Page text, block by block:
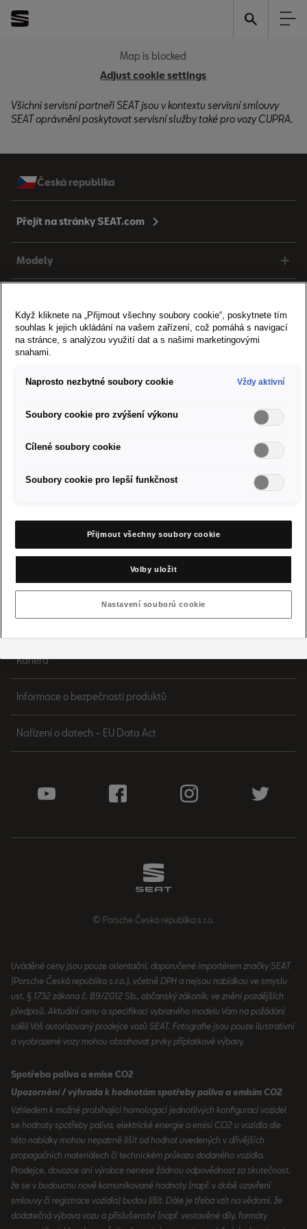
Map is blocked
Adjust cookie settings
Všichni servisní partneři SEAT jsou v kontextu servisní smlouvy
SEAT oprávněni poskytovat servisní služby také pro vozy CUPRA.
Česká republika
Přejít na stránky SEAT.com
Modely
O značce SEAT
Nastavení cookies
Pravidla a soukromí cookies
SEAT Mediacenter
Kariéra
Informace o bezpečnosti produktů
Nařízení o datech – EU Data Act
© Porsche Česká republika s.r.o.
Uváděné ceny jsou pouze orientační, doporučené importérem značky SEAT
(Porsche Česká republika s.r.o.), včetně DPH a nejsou nabídkou ve smyslu
ust. § 1732 zákona č. 89/2012 Sb., občanský zákoník, ve znění pozdějších
předpisů. Aktuální cenu a specifikaci vybraného modelu Vám na požádání
sdělí Váš autorizovaný prodejce vozů SEAT. Fotografie jsou pouze ilustrativní
a vyobrazené vozy mohou obsahovat prvky příplatkové výbavy.
Spotřeba paliva a emise CO2
Upozornění / výhrada k hodnotám spotřeby paliva a emisím CO2
Vzhledem k možné probíhající homologaci jednotlivých konfigurací vozidel
se hodnoty spotřeby paliva, elektrické energie a emisí CO2 u vozidla dle
této nabídky mohou nepatrně lišit od hodnot uvedených v dřívějších
propagačních materiálech či technickém průkazu dodaného vozidla.
Prodejce, dovozce ani výrobce nenese žádnou odpovědnost za skutečnost,
že se v budoucnu nově komunikované hodnoty (např. v době uzavření
smlouvy či registrace vozidla) budou lišit. Dále je třeba vzít na vědomí, že
dodatečná výbava vozu a příslušenství (např. vestavěné díly, formáty
Když kliknete na „Přijmout všechny soubory cookie“, poskytnete tím
souhlas k jejich ukládání na vašem zařízení, což pomáhá s navigací
na stránce, s analýzou využití dat a s našimi marketingovými
snahami.
Naprosto nezbytné soubory cookie Vždy aktivní
Soubory cookie pro zvýšení výkonu
Cílené soubory cookie
Soubory cookie pro lepší funkčnost
Přijmout všechny soubory cookie
Volby uložit
Nastavení souborů cookie